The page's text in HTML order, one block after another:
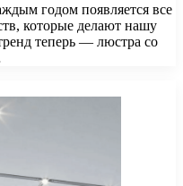
годом появляется все
которые делают нашу
теперь — люстра со